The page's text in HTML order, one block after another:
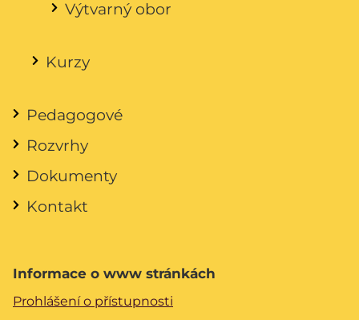
Výtvarný obor
Kurzy
Pedagogové
Rozvrhy
Dokumenty
Kontakt
Informace o www stránkách
Prohlášení o přístupnosti